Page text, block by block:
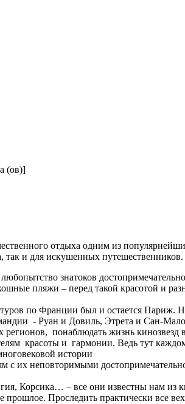
(ов)]
отдыха одним из
так и для искушенных путешественников.
знатоков
пляжи – перед такой красотой и
по Франции был и остается Париж.
- Руан и Довиль, Этрета и Сан-
понаблюдать жизнь
красоты и гармонии. Ведь тут
истории
их неповторимыми
Корсика… – все они известны нам
прошлое. Проследить практически все